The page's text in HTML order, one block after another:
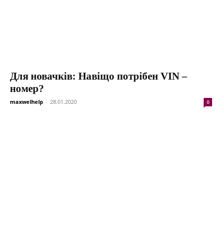
Для новачків: Навіщо потрібен VIN –
номер?
maxwelhelp - 28.01.2020 0